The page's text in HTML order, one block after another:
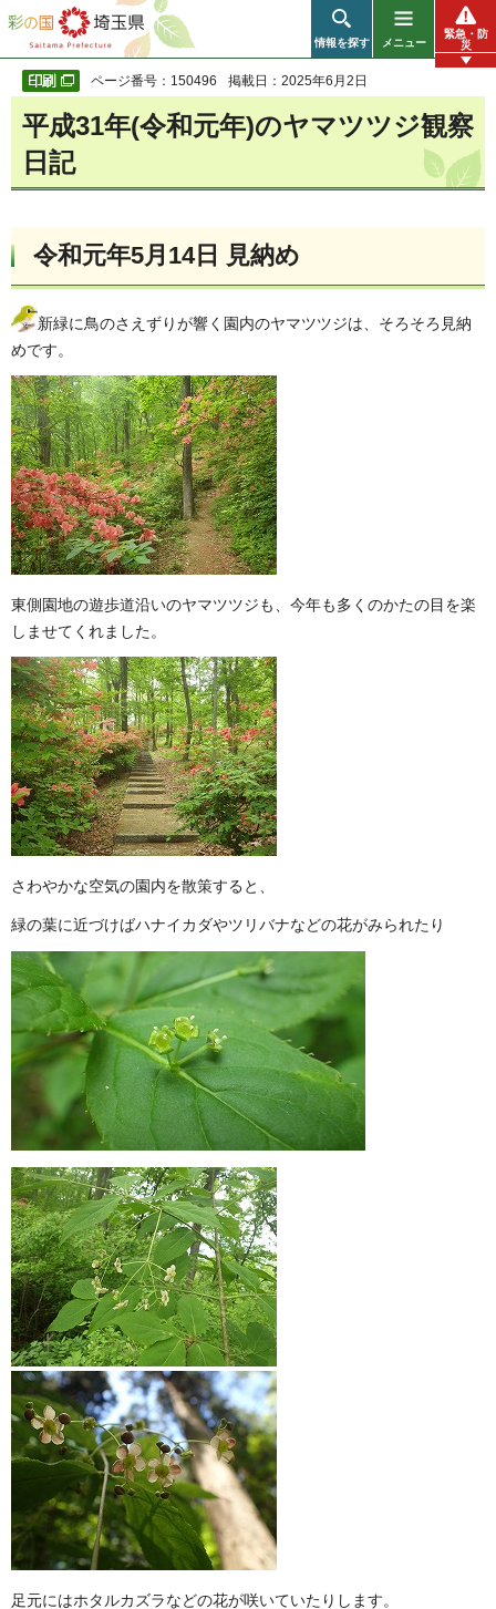
彩の国 埼玉県
情報を探す メニュー
緊急・防
災
ページ番号：150496 掲載日：2025年6月2日
平成31年(令和元年)のヤマツツジ観察
日記
令和元年5月14日 見納め
新緑に鳥のさえずりが響く園内のヤマツツジは、そろそろ見納
めです。
東側園地の遊歩道沿いのヤマツツジも、今年も多くのかたの目を楽
しませてくれました。
さわやかな空気の園内を散策すると、
緑の葉に近づけばハナイカダやツリバナなどの花がみられたり
足元にはホタルカズラなどの花が咲いていたりします。